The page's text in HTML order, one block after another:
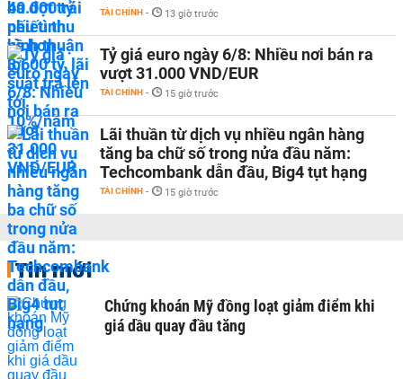
TÀI CHÍNH - 13 giờ trước
Tỷ giá euro ngày 6/8: Nhiều nơi bán ra
vượt 31.000 VND/EUR
TÀI CHÍNH - 15 giờ trước
Lãi thuần từ dịch vụ nhiều ngân hàng
tăng ba chữ số trong nửa đầu năm:
Techcombank dẫn đầu, Big4 tụt hạng
TÀI CHÍNH - 15 giờ trước
Tin mới
Chứng khoán Mỹ đồng loạt giảm điểm khi
giá dầu quay đầu tăng